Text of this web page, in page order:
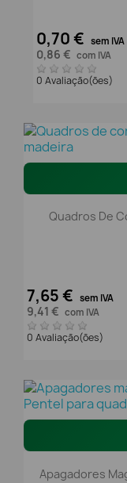
0,70 € sem IVA
0,86 € com IVA
0 Avaliação(ões)
Quadros De
7,65 € sem IVA
9,41 € com IVA
0 Avaliação(ões)
Apagadores